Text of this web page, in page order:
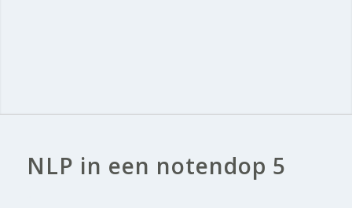
NLP in een notendop 5